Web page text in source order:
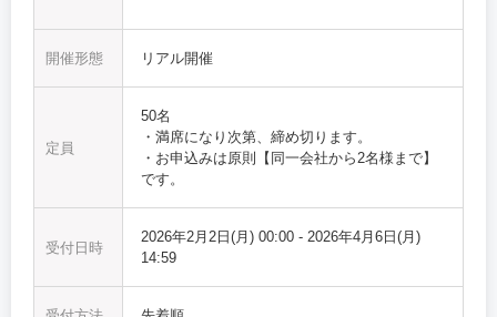
開催形態 リアル開催
定員
50名
・満席になり次第、締め切ります。
・お申込みは原則【同一会社から2名様まで】
です。
受付日時
2026年2月2日(月) 00:00 - 2026年4月6日(月)
14:59